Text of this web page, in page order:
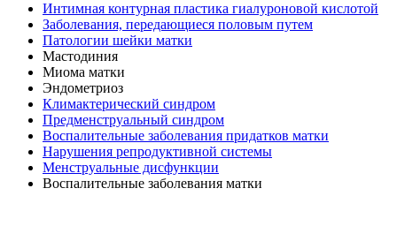
Интимная контурная пластика гиалуроновой кислотой
Заболевания, передающиеся половым путем
Патологии шейки матки
Мастодиния
Миома матки
Эндометриоз
Климактерический синдром
Предменструальный синдром
Воспалительные заболевания придатков матки
Нарушения репродуктивной системы
Менструальные дисфункции
Воспалительные заболевания матки